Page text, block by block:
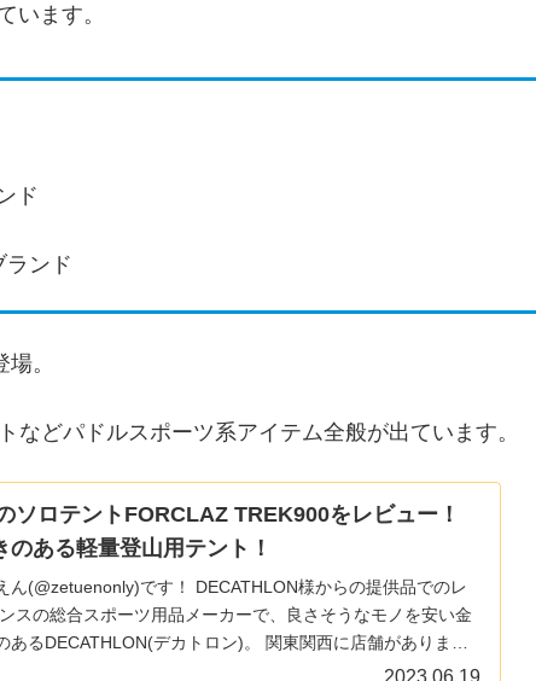
います。
ド
ンド
。
などパドルスポーツ系アイテム全般が出ています。
ソロテントFORCLAZ TREK900をレビュー！
のある軽量登山用テント！
です！ DECATHLON様からの提供品でのレ
デカトロン)。 関東関西に店舗がありまし
北海道民には縁がなく製品を見たことすらありませんでし
2023.06.19